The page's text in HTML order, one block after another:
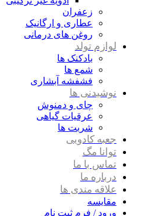
زعفران
عطاری و ارگانیک
روغن های درمانی
لوازم تولد
بادکنک ها
شمع ها
فشفشه آبشاری
نوشیدنی ها
چای و دمنوش
عرقیات گیاهی
شربت ها
جعبه کادویی
توانا مگ
تماس با ما
درباره ما
علاقه مندی ها
مقایسه
ورود / فرم ثبت نام